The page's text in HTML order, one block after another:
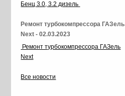
Бенц 3.0, 3.2 дизель
Ремонт турбокомпрессора ГАЗель
Next - 02.03.2023
Ремонт турбокомпрессора ГАЗель
Next
Все новости